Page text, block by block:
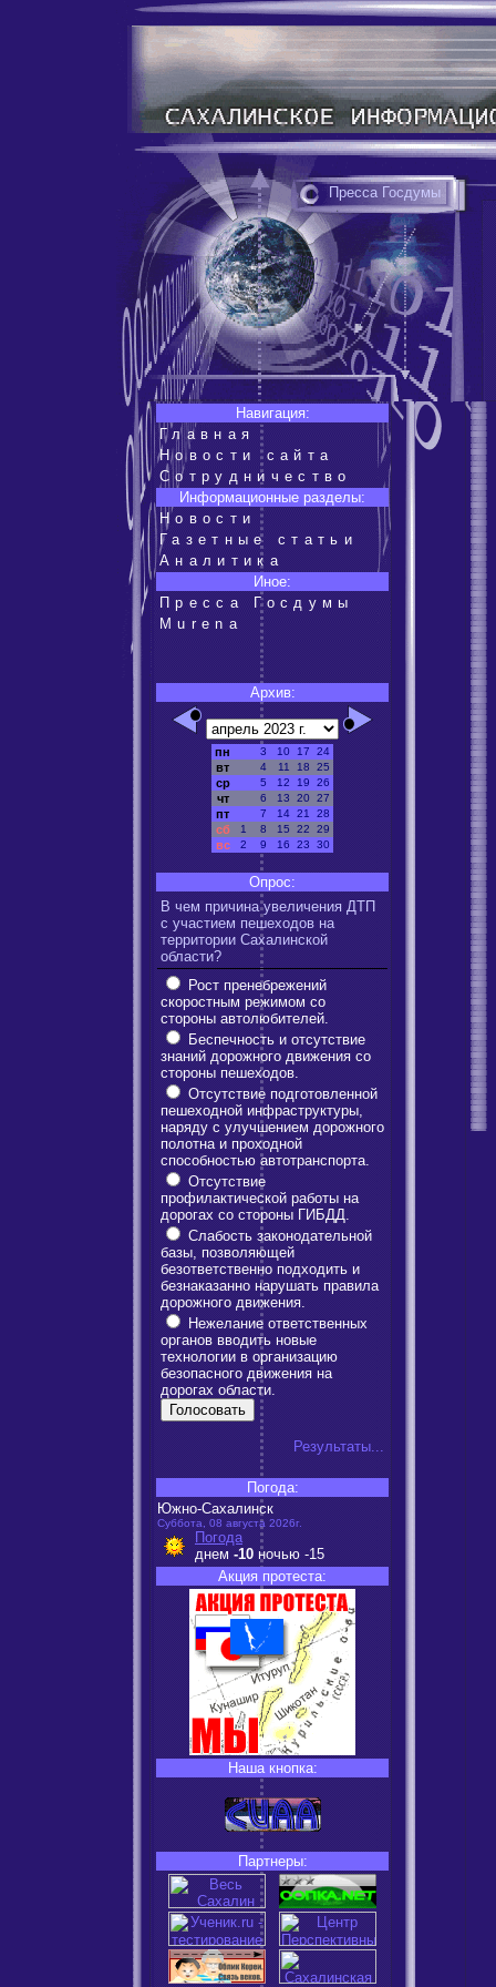
Пресса Госдумы
Навигация:
Главная
Новости сайта
Сотрудничество
Информационные разделы:
Новости
Газетные статьи
Аналитика
Иное:
Пресса Госдумы
Murena
Архив:
пн 3 10 17 24
вт 4 11 18 25
ср 5 12 19 26
чт 6 13 20 27
пт 7 14 21 28
сб 1 8 15 22 29
вс 2 9 16 23 30
Опрос:
В чем причина увеличения ДТП
с участием пешеходов на
территории Сахалинской
области?
Рост пренебрежений
скоростным режимом со
стороны автолюбителей.
Беспечность и отсутствие
знаний дорожного движения со
стороны пешеходов.
Отсутствие подготовленной
пешеходной инфраструктуры,
наряду с улучшением дорожного
полотна и проходной
способностью автотранспорта.
Отсутствие
профилактической работы на
дорогах со стороны ГИБДД.
Слабость законодательной
базы, позволяющей
безответственно подходить и
безнаказанно нарушать правила
дорожного движения.
Нежелание ответственных
органов вводить новые
технологии в организацию
безопасного движения на
дорогах области.
Результаты...
Погода:
Южно-Сахалинск
Суббота, 08 августа 2026г.
Погода
днем -10 ночью -15
Акция протеста:
Наша кнопка:
Партнеры: